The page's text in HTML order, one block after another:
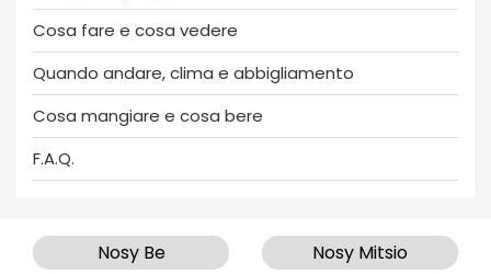
Cosa fare e cosa vedere
Quando andare, clima e abbigliamento
Cosa mangiare e cosa bere
F.A.Q.
Nosy Be Nosy Mitsio